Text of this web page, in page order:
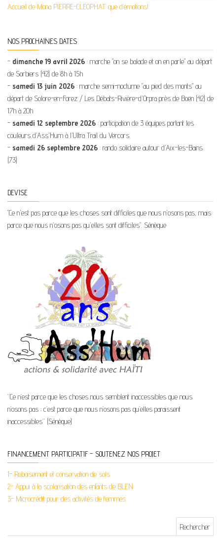
Accueil de Mona PIERRE-CLEOPHAT: que d’émotions!
NOS PROCHAINES DATES
- dimanche 19 avril 2026 : marche "on se balade et on en parle" au départ
de Sorbiers (42) de 8h à 15h
- samedi 13 juin 2026 : marche semi-nocturne "au pied des monts" au
départ de Solore-en-Forez / Les Débats-Rivière-d'Orpra près de Boën (42) de
17h à 20h
- samedi 12 septembre 2026 : participation de 3 équipes portant les
couleurs d'Ass'Hum à l'Ultra Trail du Vercors
- samedi 26 septembre 2026 : rando solidaire autour d'Aix-les-Bains
(73)
DEVISE
"Ce n'est pas parce que les choses sont difficiles que nous n'osons pas, mais
parce que nous n'osons pas qu'elles sont difficiles". Sénèque
“Ce n’est parce que les choses nous semblent inaccessibles que nous
n’osons pas ; c’est parce que nous n’osons pas qu’elles paraissent
inaccessibles” (Sénèque)
FINANCEMENT PARTICIPATIF – SOUTENEZ NOS PROJET
1- Reboisement et conservation de sols
2- Appui à la scolarisation des enfants de BLEN
3- Microcrédit pour des activités de femmes